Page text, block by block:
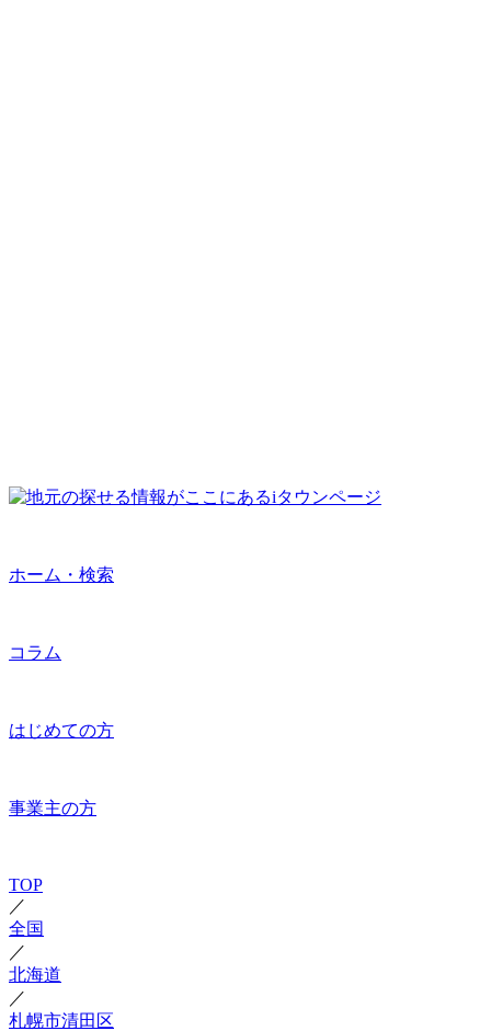
ホーム・検索
コラム
はじめての方
事業主の方
TOP
／
全国
／
北海道
／
札幌市清田区